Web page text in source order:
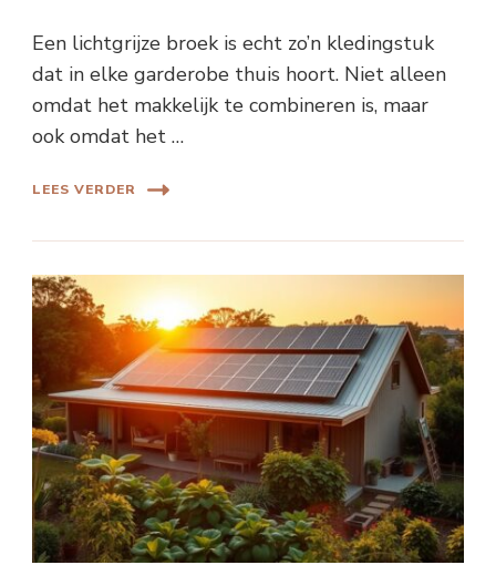
Een lichtgrijze broek is echt zo’n kledingstuk
dat in elke garderobe thuis hoort. Niet alleen
omdat het makkelijk te combineren is, maar
ook omdat het …
LEES VERDER